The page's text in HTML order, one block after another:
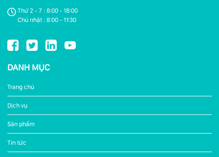
Thứ 2 - 7 : 8:00 - 18:00
Chủ nhật : 8:00 - 11:30
DANH MỤC
Trang chủ
Dịch vụ
Sản phẩm
Tin tức